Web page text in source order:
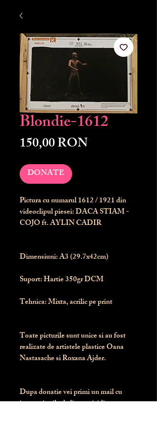
Blondie-1612
150,00 RONPreț
DONATE
Pictura cu numarul1612/ 1921 din
videoclipul piesei: DACA STIAM -
COJO ft. AYLIN CADIR
Dimensiuni: A3 (29.7x42cm)
Suport: Hartie 350gr DCM
Tehnica: Mixta, acrilic pe print
Toate picturile sunt unice si au fost
realizate de artistele plastice Oana
Nastasache si Roxana Ajder.
Dupa donatie vei primi un mail cu
instructiunile de livrare / ridicare.